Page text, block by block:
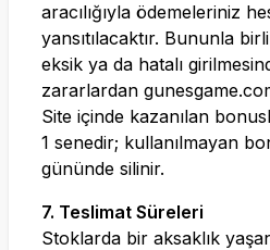
aracılığıyla ödemeleriniz
yansıtılacaktır. Bununla
eksik ya da hatalı
zararlardan
Site içinde kazanılan
1 senedir; kullanılmayan
gününde silinir.
7. Teslimat Süreleri
Stoklarda bir aksaklık